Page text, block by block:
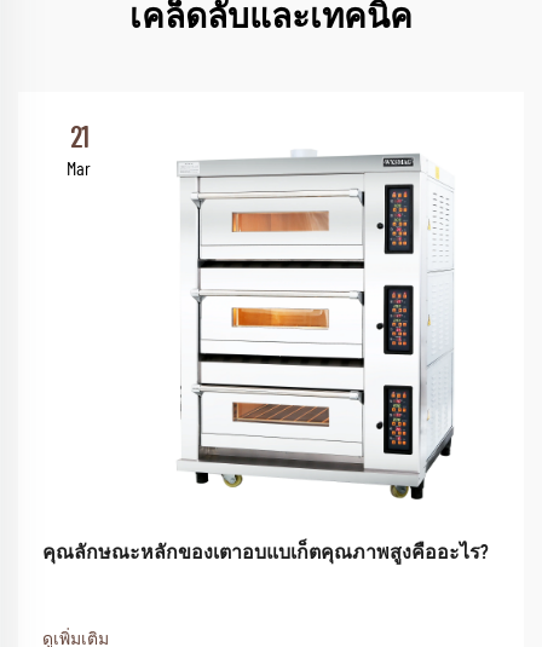
เคล็ดลับและเทคนิค
21
Mar
คุณลักษณะหลักของเตาอบแบเก็ตคุณภาพสูงคืออะไร?
ดูเพิ่มเติม